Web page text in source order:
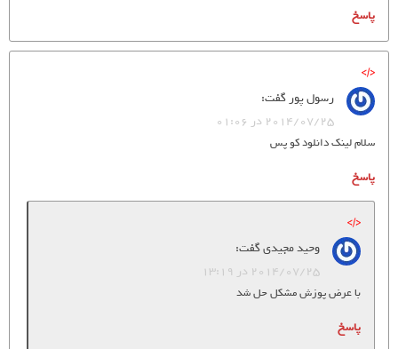
پاسخ
رسول پور گفت:
2014/07/25 در 01:06
سلام لینک دانلود کو پس
پاسخ
وحید مجیدیگفت:
2014/07/25 در 13:19
با عرض پوزش مشکل حل شد
پاسخ